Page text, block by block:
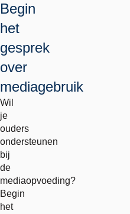
Begin
het
gesprek
over
mediagebruik
Wil
je
ouders
ondersteunen
bij
de
mediaopvoeding?
Begin
het